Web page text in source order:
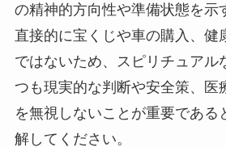
の精神的方向性や準備状態を示
直接的に宝くじや車の購入、健
ではないため、スピリチュアル
つも現実的な判断や安全策、医
を無視しないことが重要である
解してください。